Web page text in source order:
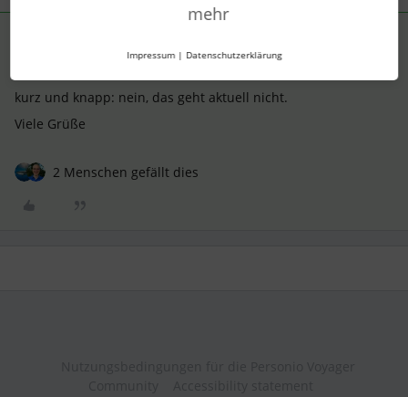
kurz und knapp: nein, das geht aktuell nicht.
Viele Grüße
2 Menschen gefällt dies
mehr
Impressum | Datenschutzerklärung